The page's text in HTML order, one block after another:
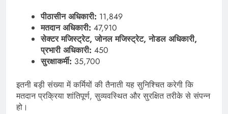
पीठासीन अधिकारी: 11,849
मतदान अधिकारी: 47,910
सेक्टर मजिस्ट्रेट, जोनल मजिस्ट्रेट, नोडल अधिकारी,
प्रभारी अधिकारी: 450
सुरक्षाकर्मी: 35,700
इतनी बड़ी संख्या में कर्मियों की तैनाती यह सुनिश्चित करेगी कि
मतदान प्रक्रिया शांतिपूर्ण, सुव्यवस्थित और सुरक्षित तरीके से संपन्न
हो।